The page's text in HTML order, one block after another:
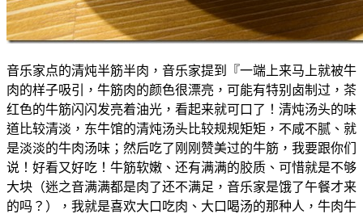
音乐家点的清炖半筋半肉，音乐家提到『一端上来马上就被牛
肉的样子吸引，牛筋肉的颜色很漂亮，可能有特别卤制过，茶
红色的牛筋闪闪发亮着油光，看起来就可口了！清炖汤头的味
道比较清淡，东牛馆的清炖汤头比较规规矩矩，不咸不腻、就
是淡淡的牛肉汤味；然后吃了刚刚赞美过的牛筋，我要跟你们
说！好看又好吃！牛筋软嫩、还有满满的胶质、可惜就是不够
大块（迷之音满满都是肉了还不满足，音乐家是饿了午餐才来
的吗？），我就是喜欢大口吃肉、大口喝汤的那种人，牛肉牛